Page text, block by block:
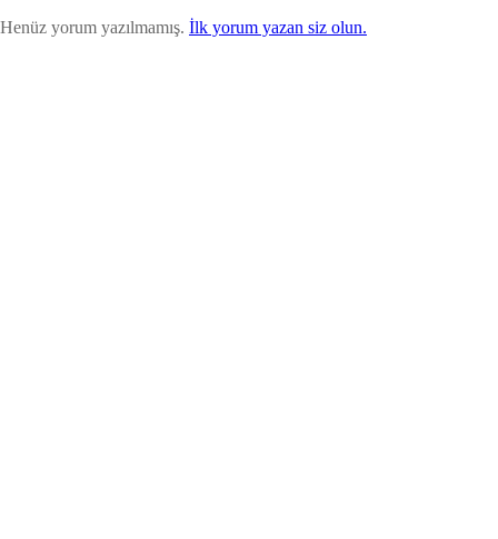
Henüz yorum yazılmamış. İlk yorum yazan siz olun.